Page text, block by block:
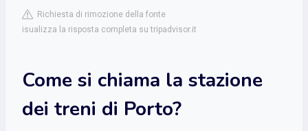
Richiesta di rimozione della fonte
isualizza la risposta completa su tripadvisor.it
Come si chiama la stazione
dei treni di Porto?